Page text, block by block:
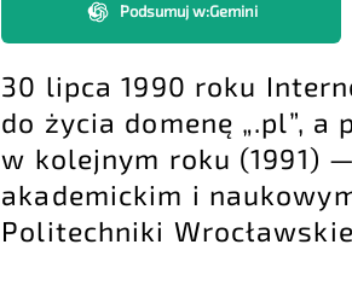
Podsumuj w:Gemini
30 lipca 1990 roku
do życia domenę „.pl”,
w kolejnym roku (1991)
akademickim i
Politechniki